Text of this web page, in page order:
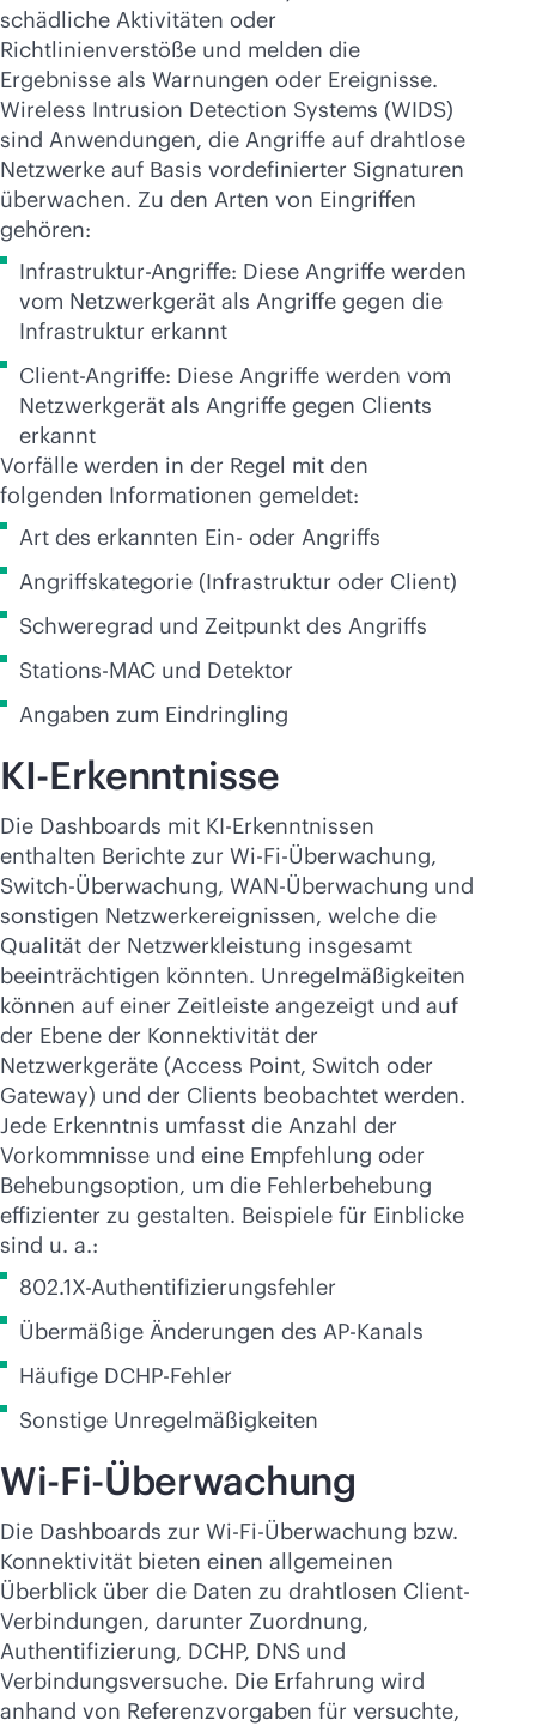
schädliche Aktivitäten oder
Richtlinienverstöße und melden die
Ergebnisse als Warnungen oder Ereignisse.
Wireless Intrusion Detection Systems (WIDS)
sind Anwendungen, die Angriffe auf drahtlose
Netzwerke auf Basis vordefinierter Signaturen
überwachen. Zu den Arten von Eingriffen
gehören:
Infrastruktur-Angriffe: Diese Angriffe werden
vom Netzwerkgerät als Angriffe gegen die
Infrastruktur erkannt
Client-Angriffe: Diese Angriffe werden vom
Netzwerkgerät als Angriffe gegen Clients
erkannt
Vorfälle werden in der Regel mit den
folgenden Informationen gemeldet:
Art des erkannten Ein- oder Angriffs
Angriffskategorie (Infrastruktur oder Client)
Schweregrad und Zeitpunkt des Angriffs
Stations-MAC und Detektor
Angaben zum Eindringling
KI-Erkenntnisse
Die Dashboards mit KI-Erkenntnissen
enthalten Berichte zur Wi-Fi-Überwachung,
Switch-Überwachung, WAN-Überwachung und
sonstigen Netzwerkereignissen, welche die
Qualität der Netzwerkleistung insgesamt
beeinträchtigen könnten. Unregelmäßigkeiten
können auf einer Zeitleiste angezeigt und auf
der Ebene der Konnektivität der
Netzwerkgeräte (Access Point, Switch oder
Gateway) und der Clients beobachtet werden.
Jede Erkenntnis umfasst die Anzahl der
Vorkommnisse und eine Empfehlung oder
Behebungsoption, um die Fehlerbehebung
effizienter zu gestalten. Beispiele für Einblicke
sind u. a.:
802.1X-Authentifizierungsfehler
Übermäßige Änderungen des AP-Kanals
Häufige DCHP-Fehler
Sonstige Unregelmäßigkeiten
Wi-Fi-Überwachung
Die Dashboards zur Wi-Fi-Überwachung bzw.
Konnektivität bieten einen allgemeinen
Überblick über die Daten zu drahtlosen Client-
Verbindungen, darunter Zuordnung,
Authentifizierung, DCHP, DNS und
Verbindungsversuche. Die Erfahrung wird
anhand von Referenzvorgaben für versuchte,